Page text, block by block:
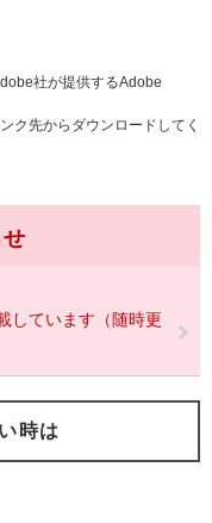
社が提供するAdobe
ク先からダウンロードしてく
しています（随時更
時は